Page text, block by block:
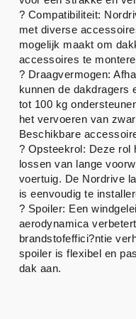
? Compatibiliteit:
met diverse
mogelijk maakt om
accessoires te
? Draagvermogen:
kunnen de dakdragers
tot 100 kg
het vervoeren van
Beschikbare
? Opsteekrol: Deze rol
lossen van lange
voertuig. De Nordrive
is eenvoudig te
? Spoiler: Een
aerodynamica
brandstofeffici?ntie
spoiler is flexibel en
dak aan.